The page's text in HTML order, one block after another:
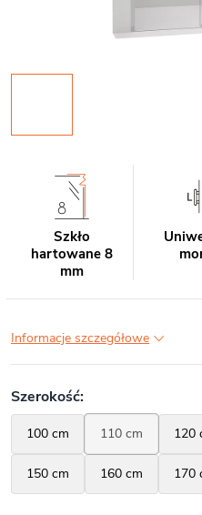
Szkło
hartowane 8
mm
Informacje szczegółowe